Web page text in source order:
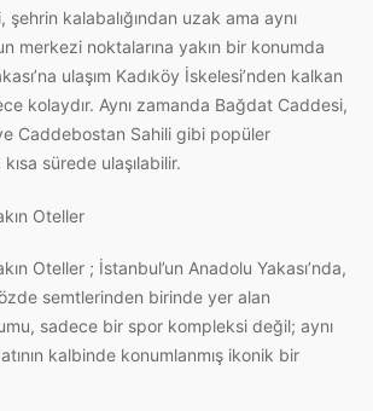
şehrin kalabalığından uzak ama aynı
merkezi noktalarına yakın bir konumda
ulaşım Kadıköy İskelesi’nden kalkan
kolaydır. Aynı zamanda Bağdat Caddesi,
Caddebostan Sahili gibi popüler
sürede ulaşılabilir.
Oteller
Oteller ; İstanbul’un Anadolu Yakası’nda,
semtlerinden birinde yer alan
sadece bir spor kompleksi değil; aynı
kalbinde konumlanmış ikonik bir